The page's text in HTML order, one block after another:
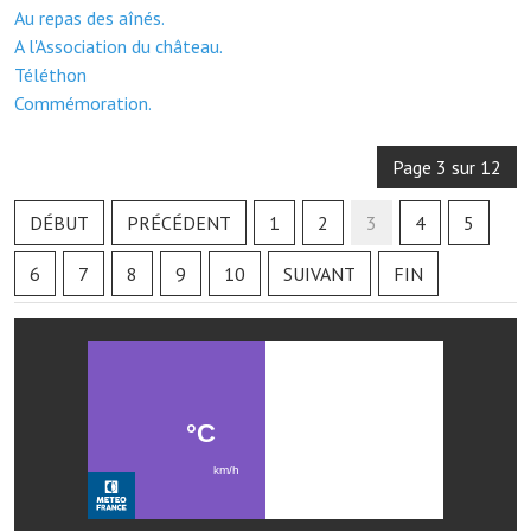
Services publics communaux
Démarches administratives
Urbanisme
Terrains et maisons à vendre
Equipements sportifs
Exploitants agricoles
Au repas des aînés.
A l'Association du château.
Téléthon
Commémoration.
Page 3 sur 12
DÉBUT PRÉCÉDENT 1 2 3 4 5
6 7 8 9 10 SUIVANT FIN